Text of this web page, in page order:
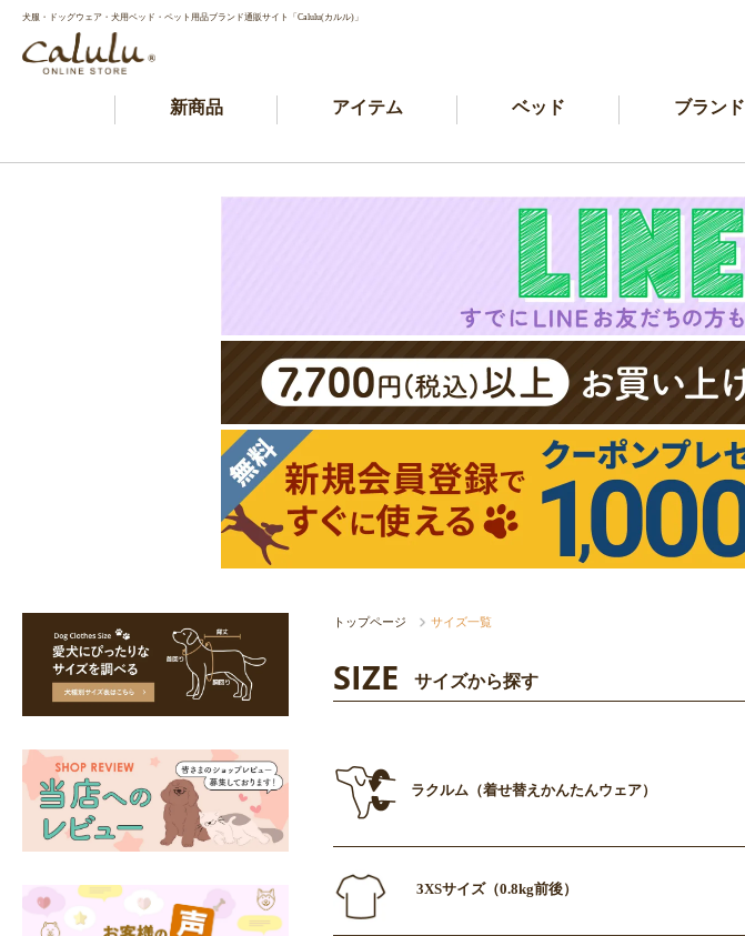
犬服・ドッグウェア・犬用ベッド・ペット用品ブランド通販サイト「Calulu(カルル)」
新商品 アイテム ベッド ブランド
トップページ サイズ一覧
SIZE サイズから探す
ラクルム（着せ替えかんたんウェア）
3XSサイズ（0.8kg前後）